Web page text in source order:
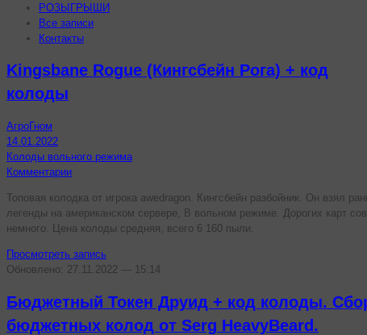
РОЗЫГРЫШИ
Все записи
Контакты
Kingsbane Rogue (Кингсбейн Рога) + код
колоды
АгроГном
14.01.2022
Колоды вольного режима
Комментарии
Топовая колодка от игрока awedragon. Кингсбейн разбойник. Он взял
легенды на американском сервере, В вольном режиме. Дорогих карт
немного. Цена колоды средняя, всего 6 160 пыли.
Просмотреть запись
Обновлено: 27.11.2022 — 15:14
Бюджетный Токен Друид + код колоды.
бюджетных колод от Serg HeavyBeard.